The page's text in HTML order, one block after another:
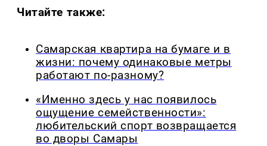
Читайте также:
Самарская квартира на бумаге и в
жизни: почему одинаковые метры
работают по-разному?
«Именно здесь у нас появилось
ощущение семейственности»:
любительский спорт возвращается
во дворы Самары